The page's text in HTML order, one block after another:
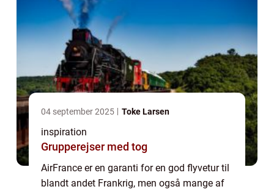
04 september 2025 Toke Larsen
inspiration
Grupperejser med tog
AirFrance er en garanti for en god flyvetur til
blandt andet Frankrig, men også mange af